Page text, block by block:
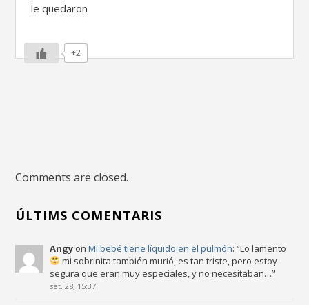
le quedaron
+2
Comments are closed.
ÚLTIMS COMENTARIS
Angy onMi bebé tiene líquido en el pulmón: “Lo lamento
mi sobrinita también murió, es tan triste, pero estoy
segura que eran muy especiales, y no necesitaban…”
set. 28, 15:37